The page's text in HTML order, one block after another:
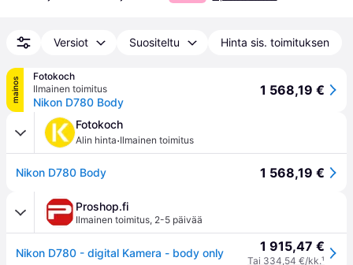
Versiot Suositeltu Hinta sis. toimituksen
mainos
Fotokoch
Ilmainen toimitus
Nikon D780 Body
1 568,19 €
Fotokoch
Alin hinta·Ilmainen toimitus
Nikon D780 Body 1 568,19 €
Proshop.fi
Ilmainen toimitus, 2-5 päivää
Nikon D780 - digital Kamera - body only 1 915,47 €
Tai 334,54 €/kk.¹